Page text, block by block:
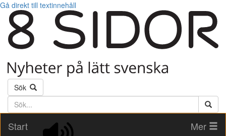
Gå direkt till textinnehåll
Sök
Söktext
Start
Mer